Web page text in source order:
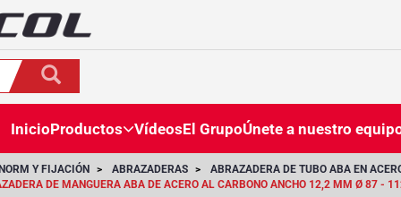
InicioProductos VídeosEl GrupoÚnete a nuestro
Y FIJACIÓN ABRAZADERAS
ABRAZADERA DE TUBO ABA EN
DE MANGUERA ABA DE ACERO AL CARBONO ANCHO 12,2 MM Ø 87 -